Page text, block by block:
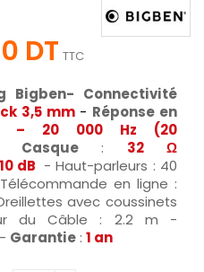
DT TTC
Bigben- Connectivité
3,5 mm - Réponse en
– 20 000 Hz (20
Casque:
32 Ω
dB - Haut-parleurs : 40
en ligne :
avec coussinets
du Câble : 2.2 m -
- Garantie : 1 an